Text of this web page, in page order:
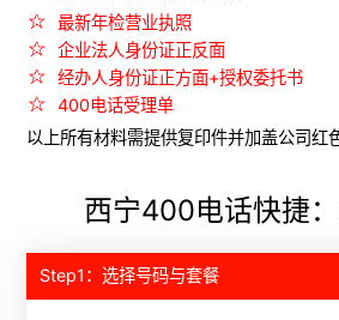
最新年检营业执照
企业法人身份证正反面
经办人身份证正方面+授权委托书
400电话受理单
以上所有材料需提供复印件并加盖公司红
西宁400电话快捷
Step1：选择号码与套餐